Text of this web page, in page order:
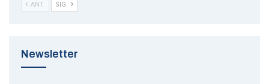
ANT. SIG.
Newsletter